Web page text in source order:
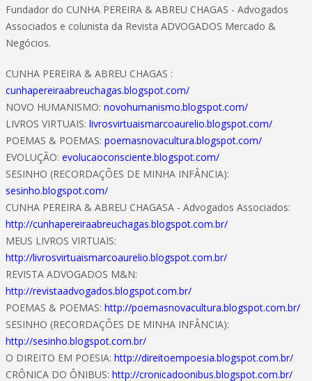
Fundador do CUNHA PEREIRA & ABREU CHAGAS - Advogados
Associados e colunista da Revista ADVOGADOS Mercado &
Negócios.
CUNHA PEREIRA & ABREU CHAGAS :
cunhapereiraabreuchagas.blogspot.com/
NOVO HUMANISMO: novohumanismo.blogspot.com/
LIVROS VIRTUAIS: livrosvirtuaismarcoaurelio.blogspot.com/
POEMAS & POEMAS: poemasnovacultura.blogspot.com/
EVOLUÇÃO: evolucaoconsciente.blogspot.com/
SESINHO (RECORDAÇÕES DE MINHA INFÂNCIA):
sesinho.blogspot.com/
CUNHA PEREIRA & ABREU CHAGASA - Advogados Associados:
http://cunhapereiraabreuchagas.blogspot.com.br/
MEUS LIVROS VIRTUAIS:
http://livrosvirtuaismarcoaurelio.blogspot.com.br/
REVISTA ADVOGADOS M&N:
http://revistaadvogados.blogspot.com.br/
POEMAS & POEMAS: http://poemasnovacultura.blogspot.com.br/
SESINHO (RECORDAÇÕES DE MINHA INFÂNCIA):
http://sesinho.blogspot.com.br/
O DIREITO EM POESIA: http://direitoempoesia.blogspot.com.br/
CRÔNICA DO ÔNIBUS: http://cronicadoonibus.blogspot.com.br/